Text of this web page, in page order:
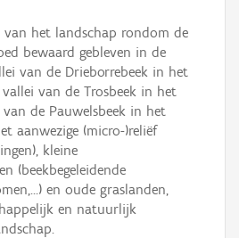
van het landschap rondom de
bewaard gebleven in de
van de Drieborrebeek in het
van de Trosbeek in het
de Pauwelsbeek in het
aanwezige (micro-)reliëf
kleine
(beekbegeleidende
en oude graslanden,
en natuurlijk